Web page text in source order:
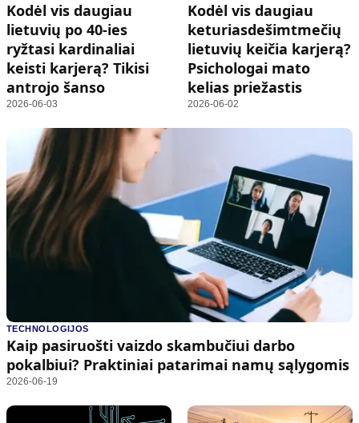
Kodėl vis daugiau
lietuvių po 40-ies
ryžtasi kardinaliai
keisti karjerą? Tikisi
antrojo šanso
2026-06-03
Kodėl vis daugiau
keturiasdešimtmečių
lietuvių keičia karjerą?
Psichologai mato
kelias priežastis
2026-06-02
TECHNOLOGIJOS
Kaip pasiruošti vaizdo skambučiui darbo
pokalbiui? Praktiniai patarimai namų sąlygomis
2026-06-19